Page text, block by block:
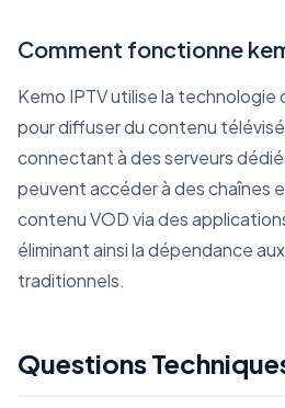
Comment fonctionne
Kemo IPTV utilise la
pour diffuser du contenu
connectant à des serveurs
peuvent accéder à des chaînes
contenu VOD via des
éliminant ainsi la dépendance
traditionnels.
Questions